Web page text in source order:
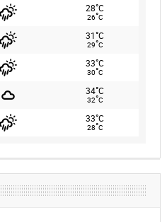
28°C
26°C
31°C
29°C
33°C
30°C
34°C
32°C
33°C
28°C